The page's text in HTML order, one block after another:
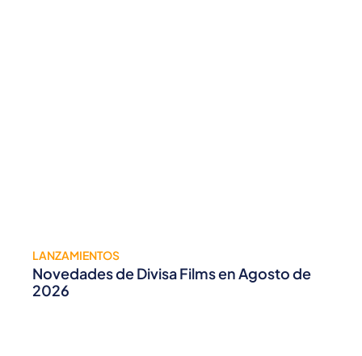
LANZAMIENTOS
Novedades de Divisa Films en Agosto de
2026